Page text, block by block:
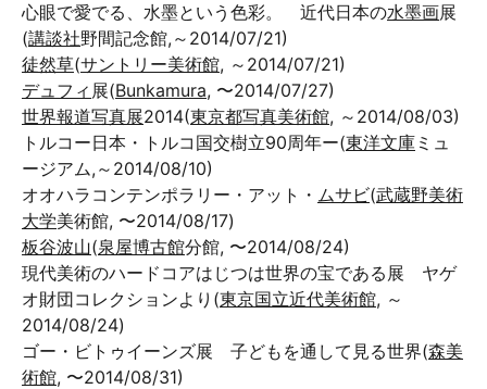
心眼で愛でる、水墨という色彩。 近代日本の水墨画展
(講談社野間記念館,～2014/07/21)
徒然草(サントリー美術館, ～2014/07/21)
デュフィ 展(Bunkamura, 〜2014/07/27)
世界報道写真展2014(東京都写真美術館, ～2014/08/03)
トルコー日本・トルコ国交樹立90周年ー(東洋文庫 ミュ
ージアム,～2014/08/10)
オオハラコンテンポラリー・アット・ ムサビ(武蔵野美術
大学美術館, 〜2014/08/17)
板谷波山(泉屋博古館分館, 〜2014/08/24)
現代美術のハードコアはじつは世界の宝である展 ヤゲ
オ財団コレクションより(東京国立近代美術館, ～
2014/08/24)
ゴー・ビトゥイーンズ展 子どもを通して見る世界(森美
術館, 〜2014/08/31)